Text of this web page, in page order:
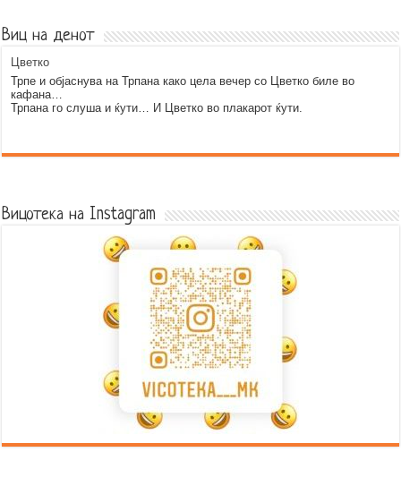
Виц на денот
Цветко
Трпе и објаснува на Трпана како цела вечер со Цветко биле во
кафана…
Трпана го слуша и ќути… И Цветко во плакарот ќути.
Вицотека на Instagram